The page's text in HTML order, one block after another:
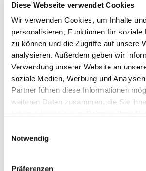
Diese Webseite verwendet Cookies
Wir verwenden Cookies, um Inhalte
personalisieren, Funktionen für soziale
zu können und die Zugriffe auf unsere
analysieren. Außerdem geben wir
Verwendung unserer Website an
soziale Medien, Werbung und
Partner führen diese Informationen
weiteren Daten zusammen, die Sie
Notwendig
Präferenzen
Star brite
Der Bootshaken besteht aus mit
verstärktem Nylon, was eine
Verwendung gewährleistet. Das
erleichtert das Einholen und die
Tauen.